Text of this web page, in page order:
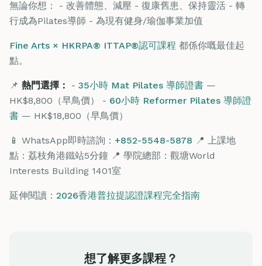
無論你想： - 改善體態、減壓 - 復康舊患、保持靈活 - 轉
行成為Pilates導師 - 為現有健身/瑜伽事業加值
Fine Arts × HKRPA® ITTAP®認可課程 都係你嘅最佳起
點。
📌 熱門選擇： - 35小時 Mat Pilates 導師證書 —
HK$8,800（早鳥價） - 60小時 Reformer Pilates 導師證
書 — HK$18,800（早鳥價）
📱 WhatsApp即時諮詢： +852-5548-5878 📍 上課地
點：荔枝角港鐵站5分鐘 📍 學院總部：觀塘World
Interests Building 1401室
延伸閱讀： 2026香港普拉提認證課程完全指南
想了解更多課程？